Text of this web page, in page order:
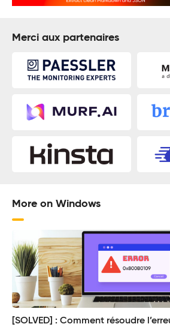
Merci aux partenaires
More on Windows
[SOLVED] : Comment résoudre